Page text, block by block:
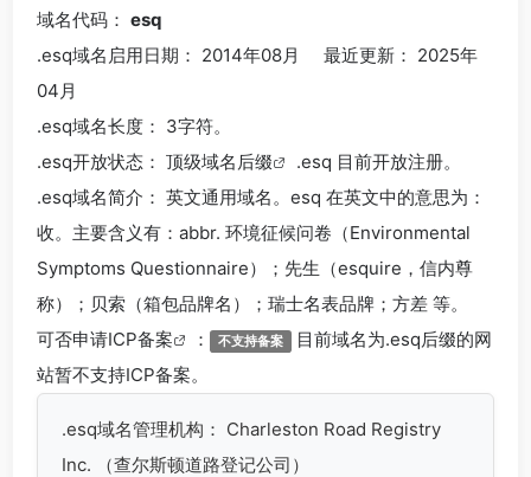
域名代码： esq
.esq域名 启用日期： 2014年08月 最近更新： 2025年
04月
.esq域名长度： 3字符。
.esq开放状态： 顶级域名后缀
.esq 目前开放注册。
.esq域名简介： 英文通用域名。esq 在英文中的意思为：
收。主要含义有：abbr. 环境征候问卷（Environmental
Symptoms Questionnaire）；先生（esquire，信内尊
称）；贝索（箱包品牌名）；瑞士名表品牌；方差 等。
可否申请ICP备案 ： 不支持备案 目前域名为.esq后缀的网
站暂不支持ICP备案。
.esq域名管理机构： Charleston Road Registry
Inc. （查尔斯顿道路登记公司）